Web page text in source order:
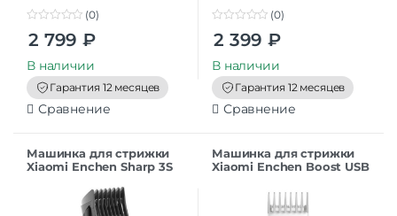
o
t
o
f
5
(0)
2 799 ₽
В наличии
Гарантия 12 месяцев
Сравнение
o
t
o
f
5
(0)
2 399 ₽
В наличии
Гарантия 12 месяцев
Сравнение
Машинка для стрижки
Xiaomi Enchen Sharp 3S
Машинка для стрижки
Xiaomi Enchen Boost USB
White EU